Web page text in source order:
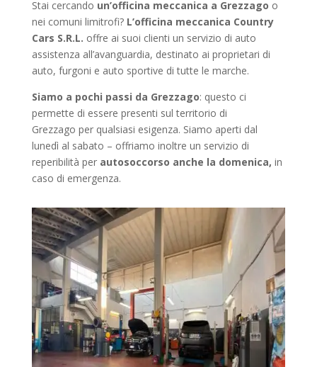
Stai cercando un’officina meccanica a Grezzago o
nei comuni limitrofi? L’officina meccanica Country
Cars S.R.L. offre ai suoi clienti un servizio di auto
assistenza all’avanguardia, destinato ai proprietari di
auto, furgoni e auto sportive di tutte le marche.
Siamo a pochi passi da Grezzago: questo ci
permette di essere presenti sul territorio di
Grezzago per qualsiasi esigenza. Siamo aperti dal
lunedì al sabato – offriamo inoltre un servizio di
reperibilità per autosoccorso anche la domenica, in
caso di emergenza.